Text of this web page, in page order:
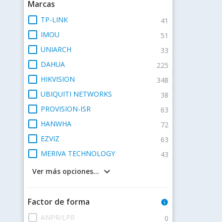
Marcas
check_box_outline_blank TP-LINK 41
check_box_outline_blank IMOU 51
check_box_outline_blank UNIARCH 33
check_box_outline_blank DAHUA 225
check_box_outline_blank HIKVISION 348
check_box_outline_blank UBIQUITI NETWORKS 38
check_box_outline_blank PROVISION-ISR 63
check_box_outline_blank HANWHA 72
check_box_outline_blank EZVIZ 63
check_box_outline_blank MERIVA TECHNOLOGY 43
keyboard_arrow_down
Ver más opciones...
Factor de forma info
check_box_outline_blank ANPR/LPR 0